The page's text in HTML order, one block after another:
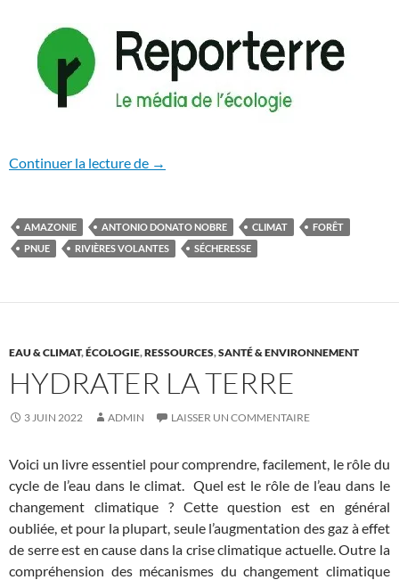
Continuer la lecture de Les « rivières volantes », acteurs
→
AMAZONIE ANTONIO DONATO NOBRE CLIMAT
FORÊT
PNUE
RIVIÈRES VOLANTES SÉCHERESSE
EAU & CLIMAT,ÉCOLOGIE,RESSOURCES,SANTÉ & ENVIRONNEMENT
HYDRATER LA TERRE
3 JUIN 2022 ADMIN LAISSER UN COMMENTAIRE
Voici un livre essentiel pour comprendre, facilement, le rôle du
cycle de l’eau dans le climat. Quel est le rôle de l’eau dans le
changement climatique ? Cette question est en général
oubliée, et pour la plupart, seule l’augmentation des gaz à effet
de serre est en cause dans la crise climatique actuelle. Outre la
compréhension des mécanismes du changement climatique